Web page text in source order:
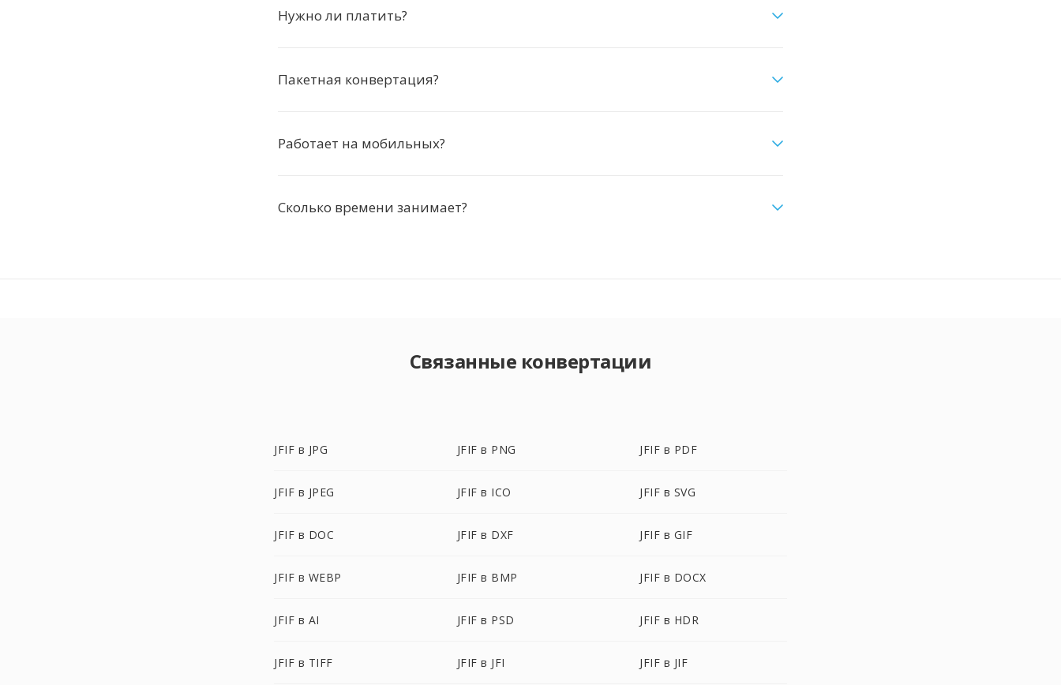
Нужно ли платить?
Пакетная конвертация?
Работает на мобильных?
Сколько времени занимает?
Связанные конвертации
JFIF в JPG JFIF в PNG JFIF в PDF
JFIF в JPEG JFIF в ICO JFIF в SVG
JFIF в DOC JFIF в DXF JFIF в GIF
JFIF в WEBP JFIF в BMP JFIF в DOCX
JFIF в AI JFIF в PSD JFIF в HDR
JFIF в TIFF JFIF в JFI JFIF в JIF